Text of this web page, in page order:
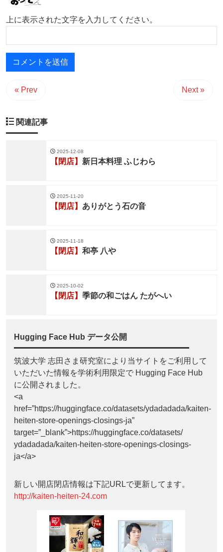
上に表示された文字を入力してください。
« Prev Next »
関連記事
2025-12-08
【閉店】 新日本料理 ふじわら
2025-11-20
【閉店】 ありがとう石の音
2025-11-18
【閉店】 和亭 八や
2025-10-02
【閉店】 季節の和ごはん たがへい
Hugging Face Hub データ公開
筑波大学 志田さま研究室により当サイトをご利用して
いただいた情報を学術利用限定で Hugging Face Hub
に公開されました。
<a
href=”https://huggingface.co/datasets/ydadadada/kaiten-
heiten-store-openings-closings-ja”
target=”_blank”>https://huggingface.co/datasets/
ydadadada/kaiten-heiten-store-openings-closings-
ja</a>
新しい開店閉店情報は下記URLで更新してます。
http://kaiten-heiten-24.com